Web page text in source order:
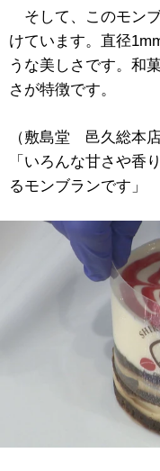
そして、このモン
けています。直径
うな美しさです。和
さが特徴です。
（敷島堂 邑久総本
「いろんな甘さや香
るモンブランです」